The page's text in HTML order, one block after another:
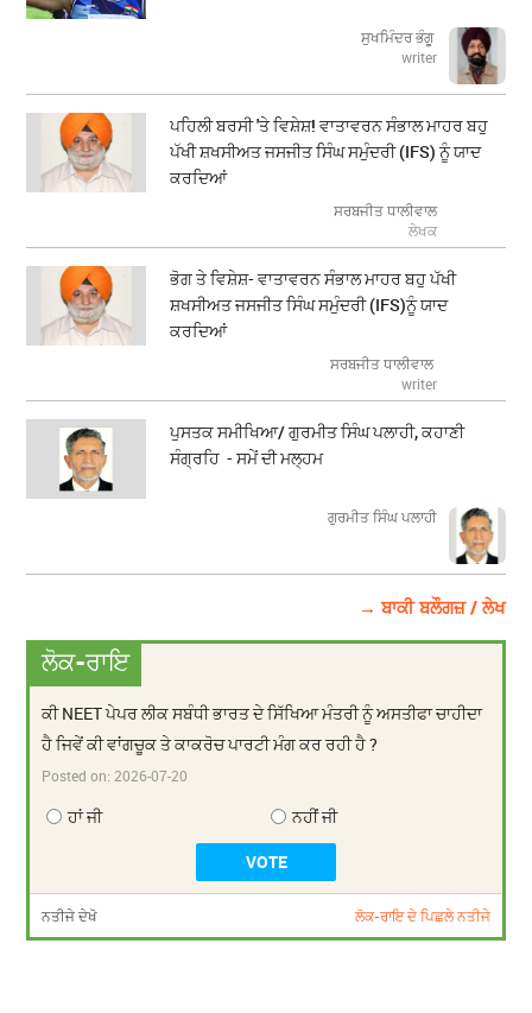
ਸੁਖਮਿੰਦਰ ਭੰਗੂ
writer
ਪਹਿਲੀ ਬਰਸੀ 'ਤੇ ਵਿਸ਼ੇਸ਼! ਵਾਤਾਵਰਨ ਸੰਭਾਲ ਮਾਹਰ ਬਹੁ
ਪੱਖੀ ਸ਼ਖਸੀਅਤ ਜਸਜੀਤ ਸਿੰਘ ਸਮੁੰਦਰੀ (IFS) ਨੂੰ ਯਾਦ
ਕਰਦਿਆਂ
ਸਰਬਜੀਤ ਧਾਲੀਵਾਲ
ਲੇਖਕ
ਭੋਗ ਤੇ ਵਿਸ਼ੇਸ਼- ਵਾਤਾਵਰਨ ਸੰਭਾਲ ਮਾਹਰ ਬਹੁ ਪੱਖੀ
ਸ਼ਖਸੀਅਤ ਜਸਜੀਤ ਸਿੰਘ ਸਮੁੰਦਰੀ (IFS)ਨੂੰ ਯਾਦ
ਕਰਦਿਆਂ
ਸਰਬਜੀਤ ਧਾਲੀਵਾਲ
writer
ਪੁਸਤਕ ਸਮੀਖਿਆ/ ਗੁਰਮੀਤ ਸਿੰਘ ਪਲਾਹੀ, ਕਹਾਣੀ
ਸੰਗ੍ਰਹਿ - ਸਮੇਂ ਦੀ ਮਲ੍ਹਮ
ਗੁਰਮੀਤ ਸਿੰਘ ਪਲਾਹੀ
→ ਬਾਕੀ ਬਲੌਗਜ਼ / ਲੇਖ
ਲੋਕ-ਰਾਇ
ਕੀ NEET ਪੇਪਰ ਲੀਕ ਸਬੰਧੀ ਭਾਰਤ ਦੇ ਸਿੱਖਿਆ ਮੰਤਰੀ ਨੂੰ ਅਸਤੀਫਾ ਚਾਹੀਦਾ
ਹੈ ਜਿਵੇਂ ਕੀ ਵਾਂਗਚੂਕ ਤੇ ਕਾਕਰੋਚ ਪਾਰਟੀ ਮੰਗ ਕਰ ਰਹੀ ਹੈ ?
Posted on: 2026-07-20
ਹਾਂ ਜੀ ਨਹੀਂ ਜੀ
ਨਤੀਜੇ ਦੇਖੋ ਲੋਕ-ਰਾਇ ਦੇ ਪਿਛਲੇ ਨਤੀਜੇ